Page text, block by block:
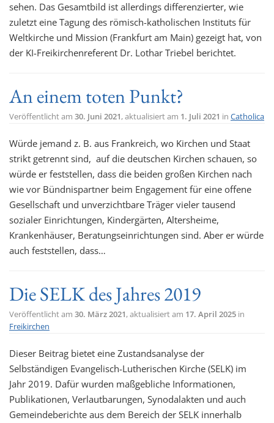
sehen. Das Gesamtbild ist allerdings differenzierter, wie
zuletzt eine Tagung des römisch-katholischen Instituts für
Weltkirche und Mission (Frankfurt am Main) gezeigt hat, von
der KI-Freikirchenreferent Dr. Lothar Triebel berichtet.
An einem toten Punkt?
Veröffentlicht am 30. Juni 2021, aktualisiert am 1. Juli 2021 in Catholica
Würde jemand z. B. aus Frankreich, wo Kirchen und Staat
strikt getrennt sind, auf die deutschen Kirchen schauen, so
würde er feststellen, dass die beiden großen Kirchen nach
wie vor Bündnispartner beim Engagement für eine offene
Gesellschaft und unverzichtbare Träger vieler tausend
sozialer Einrichtungen, Kindergärten, Altersheime,
Krankenhäuser, Beratungseinrichtungen sind. Aber er würde
auch feststellen, dass…
Die SELK des Jahres 2019
Veröffentlicht am 30. März 2021, aktualisiert am 17. April 2025 in
Freikirchen
Dieser Beitrag bietet eine Zustandsanalyse der
Selbständigen Evangelisch-Lutherischen Kirche (SELK) im
Jahr 2019. Dafür wurden maßgebliche Informationen,
Publikationen, Verlautbarungen, Synodalakten und auch
Gemeindeberichte aus dem Bereich der SELK innerhalb